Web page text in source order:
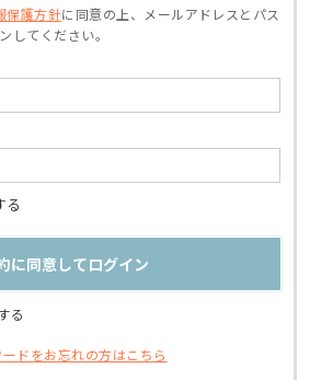
保護方針に同意の上、
メールアドレスとパス
してください。
る
る
ドをお忘れの方はこちら